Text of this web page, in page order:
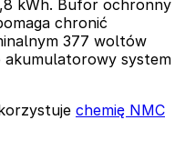
kWh. Bufor ochronny
chronić
377 woltów
akumulatorowy system
chemię NMC